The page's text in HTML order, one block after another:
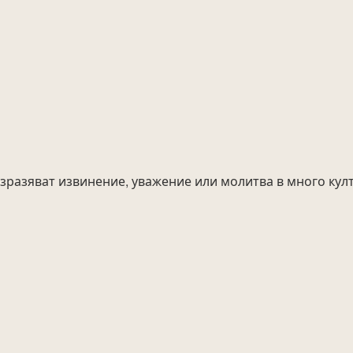
извинение, уважение или молитва в много